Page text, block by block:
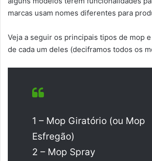
marcas usam nomes diferentes para
Veja a seguir os principais tipos de mop
de cada um deles (deciframos todos os
1 – Mop Giratório (ou Mop
Esfregão)
2 – Mop Spray